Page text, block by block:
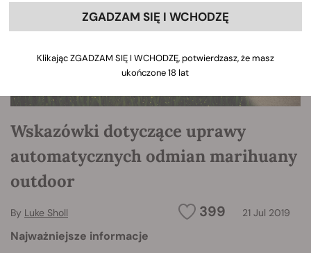
Wskazówki dotyczące uprawy
automatycznych odmian marihuany
outdoor
399 21 Jul 2019
By Luke Sholl
Najważniejsze informacje
ZGADZAM SIĘ I WCHODZĘ
Klikając ZGADZAM SIĘ I WCHODZĘ, potwierdzasz, że masz
ukończone 18 lat